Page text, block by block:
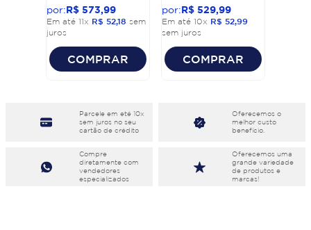
R$ 573,99
Em até 11x R$ 52,18 sem
juros
COMPRAR
R$ 529,99
Em até 10x R$ 52,99
sem juros
COMPRAR
Parcele em eté 10x
sem juros no seu
cartão de crédito
Oferecemos o
melhor custo
benefício.
Compre
diretamente com
vendedores
especializados
Oferecemos uma
grande variedade
de produtos e
marcas!